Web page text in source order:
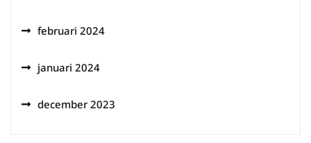
februari 2024
januari 2024
december 2023